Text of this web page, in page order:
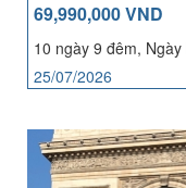
69,990,000 VND
10 ngày 9 đêm,
25/07/2026